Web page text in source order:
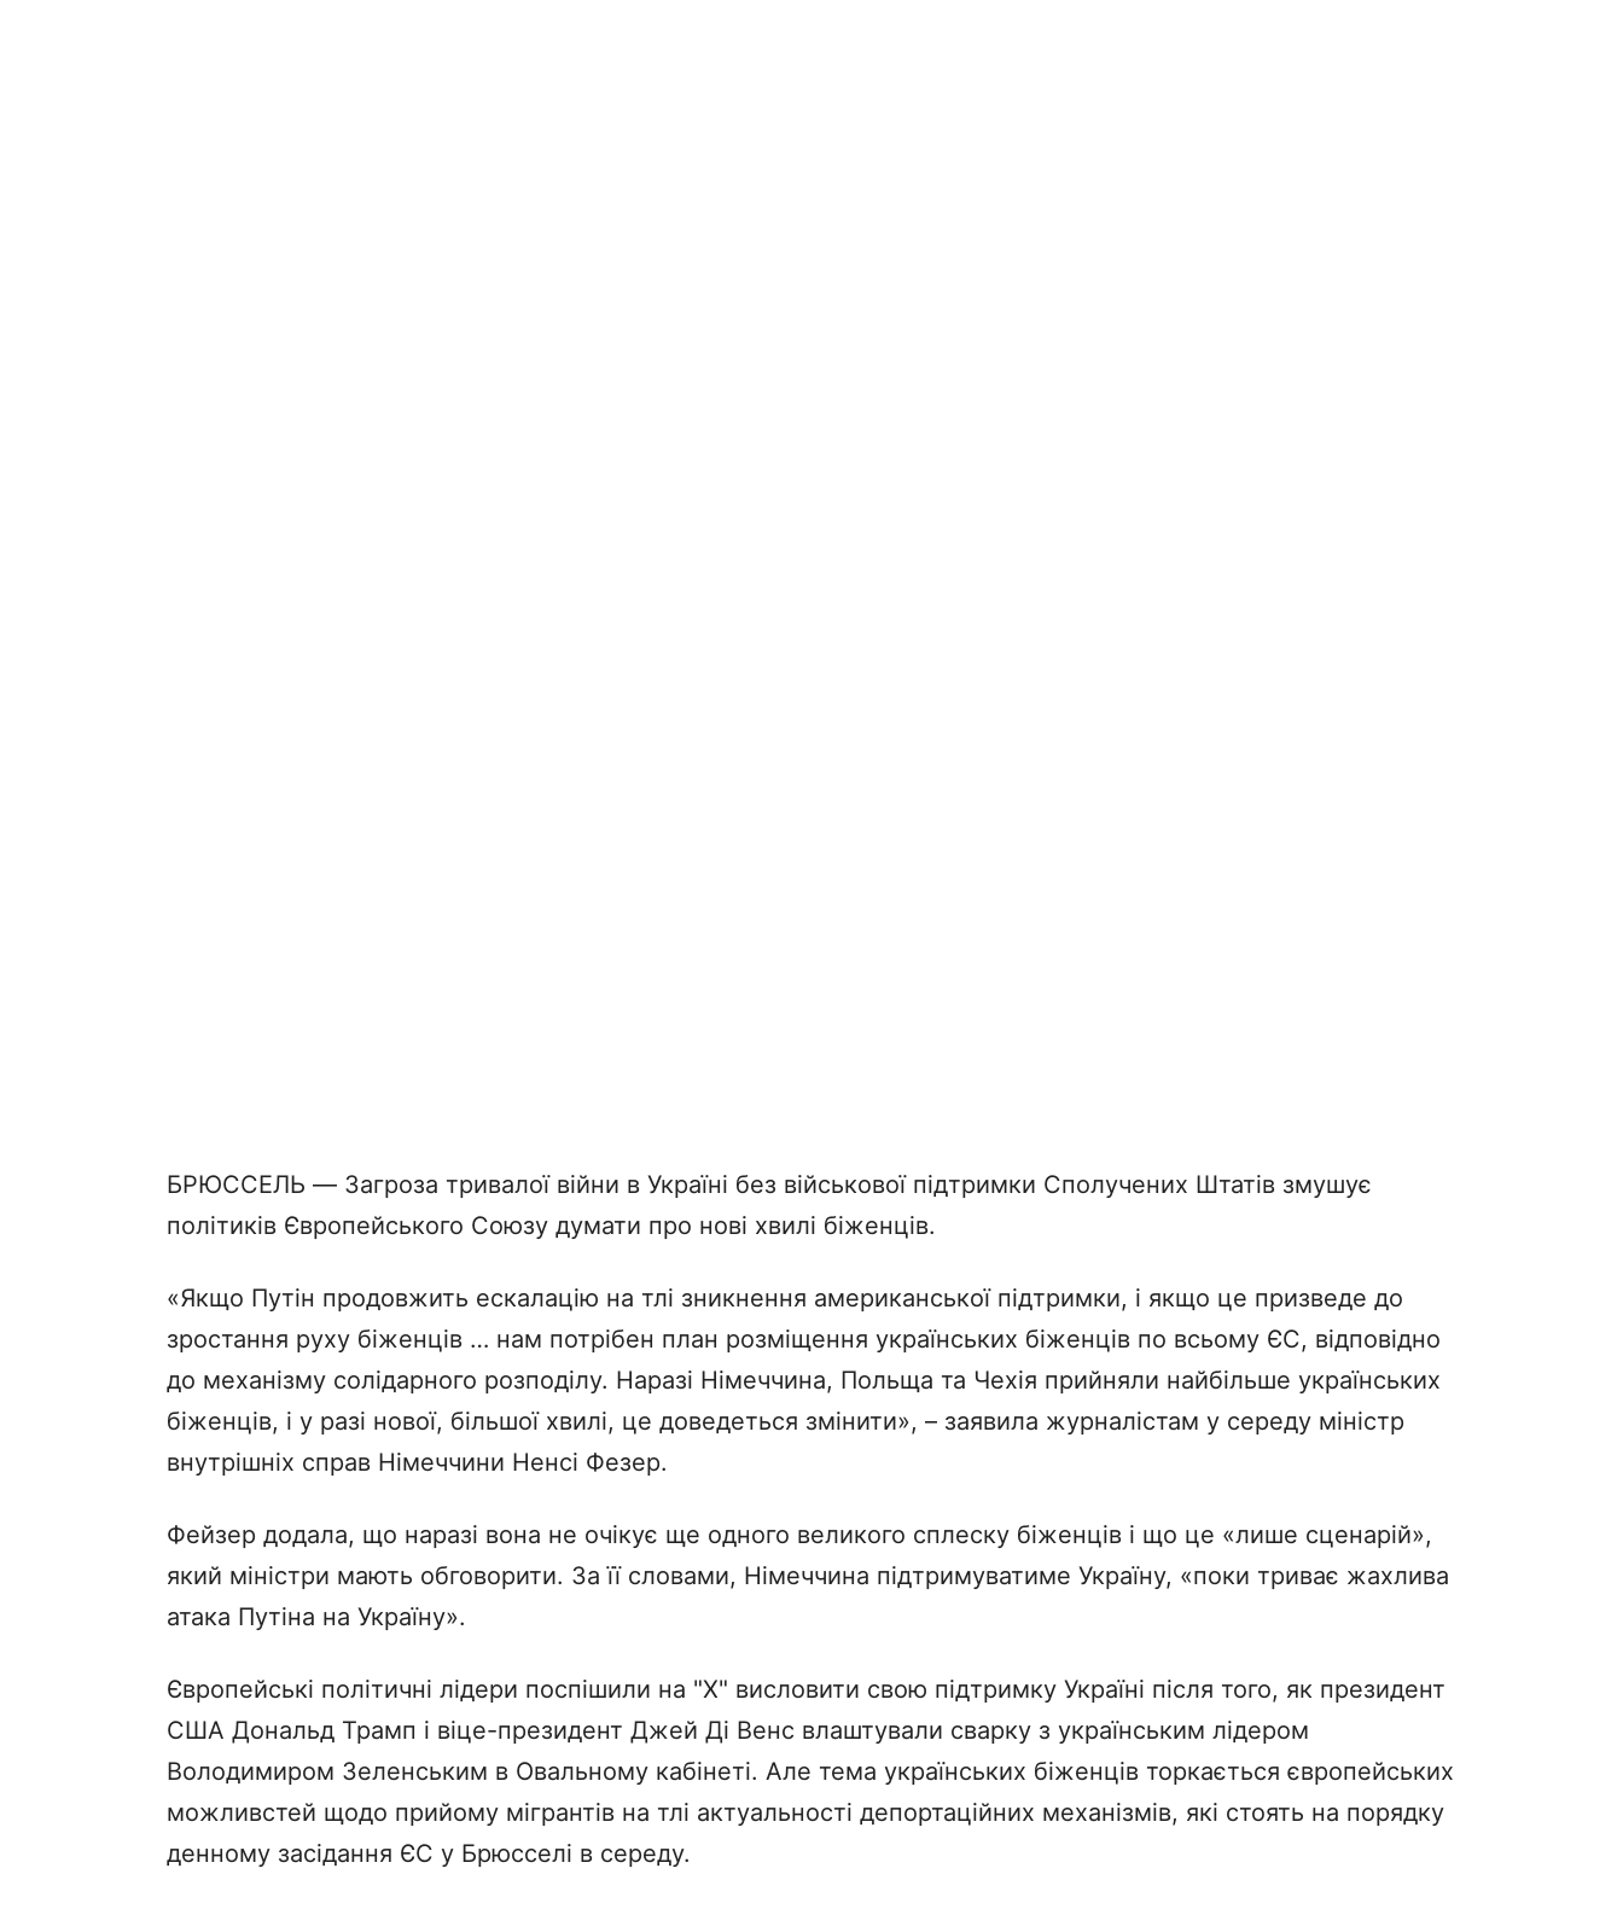
БРЮССЕЛЬ ― Загроза тривалої війни в Україні без військової підтримки Сполучених Штатів змушує
політиків Європейського Союзу думати про нові хвилі біженців.
«Якщо Путін продовжить ескалацію на тлі зникнення американської підтримки, і якщо це призведе до
зростання руху біженців … нам потрібен план розміщення українських біженців по всьому ЄС, відповідно
до механізму солідарного розподілу. Наразі Німеччина, Польща та Чехія прийняли найбільше українських
біженців, і у разі нової, більшої хвилі, це доведеться змінити», – заявила журналістам у середу міністр
внутрішніх справ Німеччини Ненсі Фезер.
Фейзер додала, що наразі вона не очікує ще одного великого сплеску біженців і що це «лише сценарій»,
який міністри мають обговорити. За її словами, Німеччина підтримуватиме Україну, «поки триває жахлива
атака Путіна на Україну».
Європейські політичні лідери поспішили на "X" висловити свою підтримку Україні після того, як президент
США Дональд Трамп і віце-президент Джей Ді Венс влаштували сварку з українським лідером
Володимиром Зеленським в Овальному кабінеті. Але тема українських біженців торкається європейських
можливстей щодо прийому мігрантів на тлі актуальності депортаційних механізмів, які стоять на порядку
денному засідання ЄС у Брюсселі в середу.